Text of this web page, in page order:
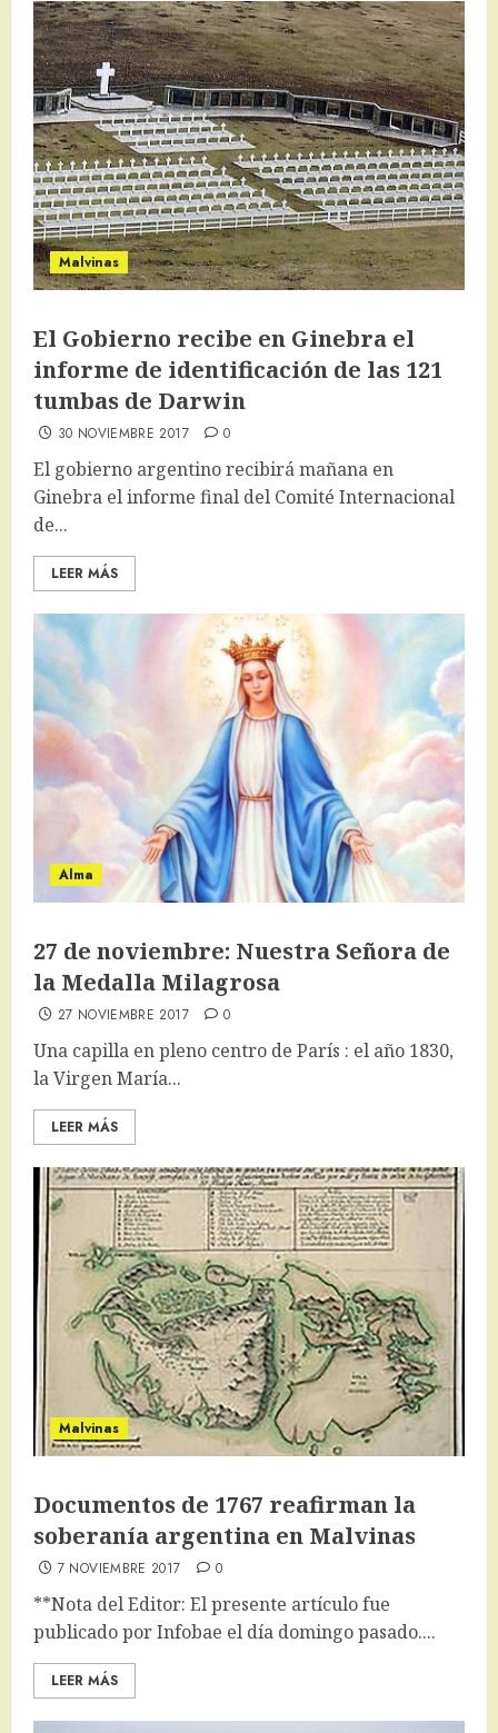
Malvinas
El Gobierno recibe en Ginebra el
informe de identificación de las 121
tumbas de Darwin
30 NOVIEMBRE 2017 0
El gobierno argentino recibirá mañana en
Ginebra el informe final del Comité Internacional
de...
LEER MÁS
Alma
27 de noviembre: Nuestra Señora de
la Medalla Milagrosa
27 NOVIEMBRE 2017 0
Una capilla en pleno centro de París : el año 1830,
la Virgen María...
LEER MÁS
Malvinas
Documentos de 1767 reafirman la
soberanía argentina en Malvinas
7 NOVIEMBRE 2017 0
**Nota del Editor: El presente artículo fue
publicado por Infobae el día domingo pasado....
LEER MÁS